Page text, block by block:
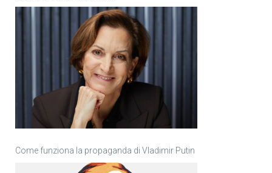
Come funziona la propaganda di Vladimir Putin